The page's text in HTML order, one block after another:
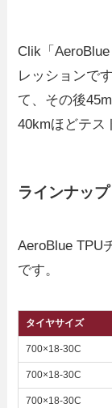
Clik「
レッションで
て、その後
40kmほどテス
ラインナップ
AeroBlue TPU
です。
タイヤサイズ
700×18-30C
700×18-30C
700×18-30C